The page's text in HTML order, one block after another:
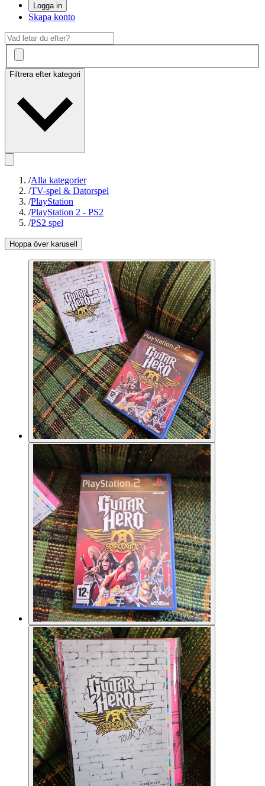
Logga in
Skapa konto
Filtrera efter kategori
/Alla kategorier
/TV-spel & Datorspel
/PlayStation
/PlayStation 2 - PS2
/PS2 spel
Hoppa över karusell